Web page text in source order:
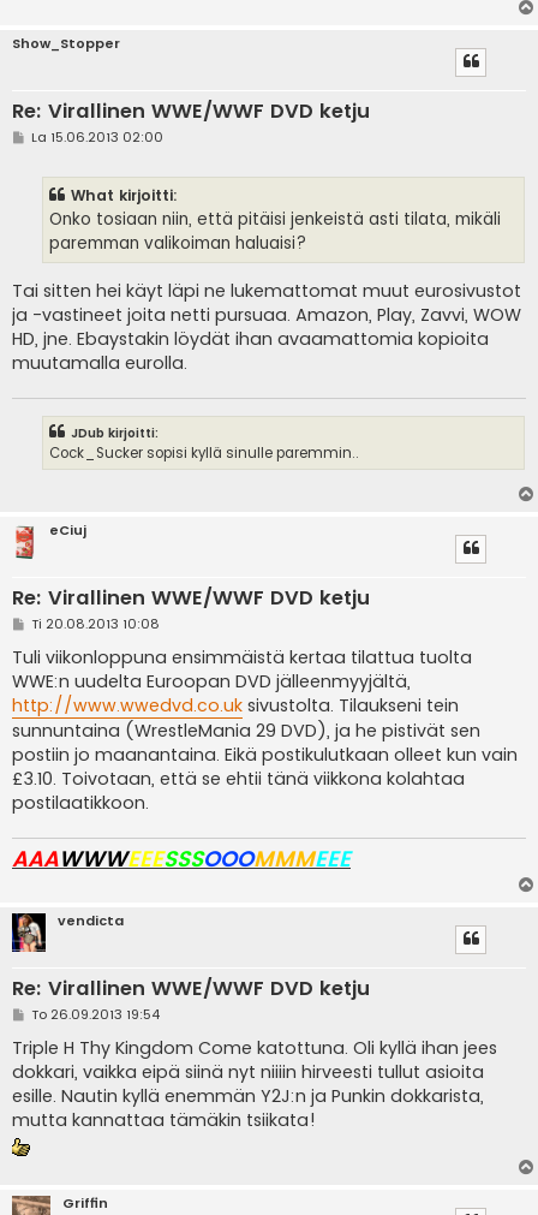
Show_Stopper
Re: Virallinen WWE/WWF DVD ketju
VLa 15.06.2013 02:00
What kirjoitti:
Onko tosiaan niin, että pitäisi jenkeistä asti tilata, mikäli
paremman valikoiman haluaisi?
Tai sitten hei käyt läpi ne lukemattomat muut eurosivustot
ja -vastineet joita netti pursuaa. Amazon, Play, Zavvi, WOW
HD, jne. Ebaystakin löydät ihan avaamattomia kopioita
muutamalla eurolla.
JDub kirjoitti:
Cock_Sucker sopisi kyllä sinulle paremmin..
eCiuj
Re: Virallinen WWE/WWF DVD ketju
V
e
s
t
i
Ti 20.08.2013 10:08
Tuli viikonloppuna ensimmäistä kertaa tilattua tuolta
WWE:n uudelta Euroopan DVD jälleenmyyjältä,
http://www.wwedvd.co.uk sivustolta. Tilaukseni tein
sunnuntaina (WrestleMania 29 DVD), ja he pistivät sen
postiin jo maanantaina. Eikä postikulutkaan olleet kun vain
£3.10. Toivotaan, että se ehtii tänä viikkona kolahtaa
postilaatikkoon.
AAAWWWEEESSSOOOMMMEEE
vendicta
Re: Virallinen WWE/WWF DVD ketju
V
e
s
t
i
To 26.09.2013 19:54
Triple H Thy Kingdom Come katottuna. Oli kyllä ihan jees
dokkari, vaikka eipä siinä nyt niiiin hirveesti tullut asioita
esille. Nautin kyllä enemmän Y2J:n ja Punkin dokkarista,
mutta kannattaa tämäkin tsiikata!
Griffin